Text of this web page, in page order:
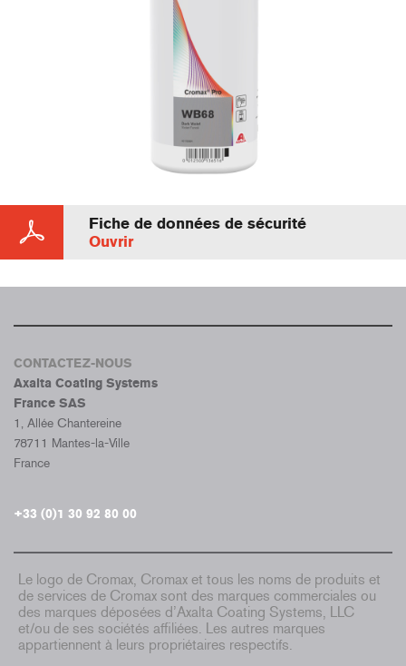
Fiche de données de sécurité
Ouvrir
CONTACTEZ-NOUS
Axalta Coating Systems
France SAS
1, Allée Chantereine
78711 Mantes-la-Ville
France
+33 (0)1 30 92 80 00
Le logo de Cromax, Cromax et tous les noms de produits et
de services de Cromax sont des marques commerciales ou
des marques déposées d’Axalta Coating Systems, LLC
et/ou de ses sociétés affiliées. Les autres marques
appartiennent à leurs propriétaires respectifs.